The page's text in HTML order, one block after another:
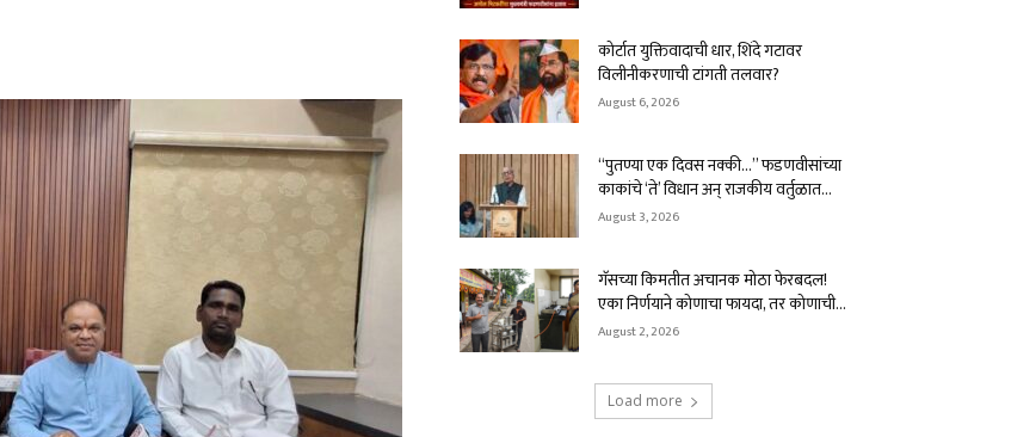
कोर्टात युक्तिवादाची धार, शिंदे गटावर
विलीनीकरणाची टांगती तलवार?
August 6, 2026
“पुतण्या एक दिवस नक्की…” फडणवीसांच्या
काकांचे ‘ते’ विधान अन् राजकीय वर्तुळात...
August 3, 2026
गॅसच्या किमतीत अचानक मोठा फेरबदल!
एका निर्णयाने कोणाचा फायदा, तर कोणाची...
August 2, 2026
Load more